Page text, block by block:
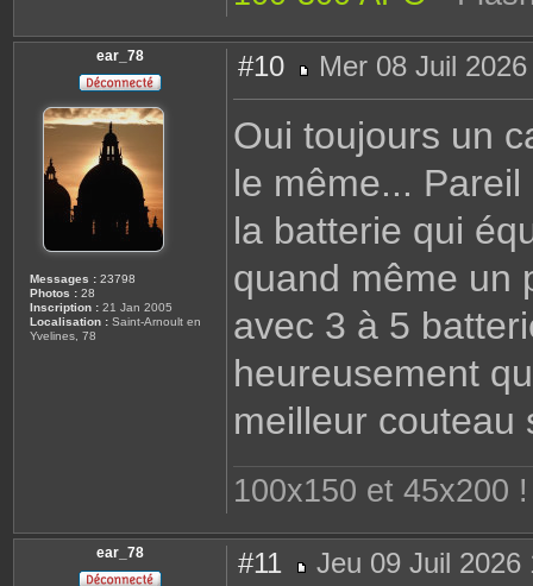
ear_78
Messages : 23798
Photos : 28
Inscription : 21 Jan 2005
Localisation : Saint-Arnoult en
Yvelines, 78
#10
e
a
e
Mer 08 Juil
Oui toujours un
le même...
la batterie qui
quand même un
avec 3 à 5
heureusement
meilleur couteau
100x150 et 45x200
ear_78 #11 Jeu 09 Juil 2026